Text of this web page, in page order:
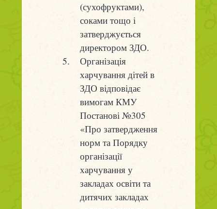
(сухофруктами),
соками тощо і
затверджується
директором ЗДО.
Організація
харчування дітей в
ЗДО відповідає
вимогам КМУ
Постанові №305
«Про затвердження
норм та Порядку
організації
харчування у
закладах освіти та
дитячих закладах